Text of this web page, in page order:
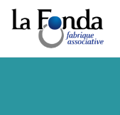
Aller
au
contenu
principal